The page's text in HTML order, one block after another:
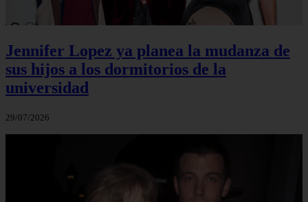
Jennifer Lopez ya planea la mudanza de
sus hijos a los dormitorios de la
universidad
29/07/2026